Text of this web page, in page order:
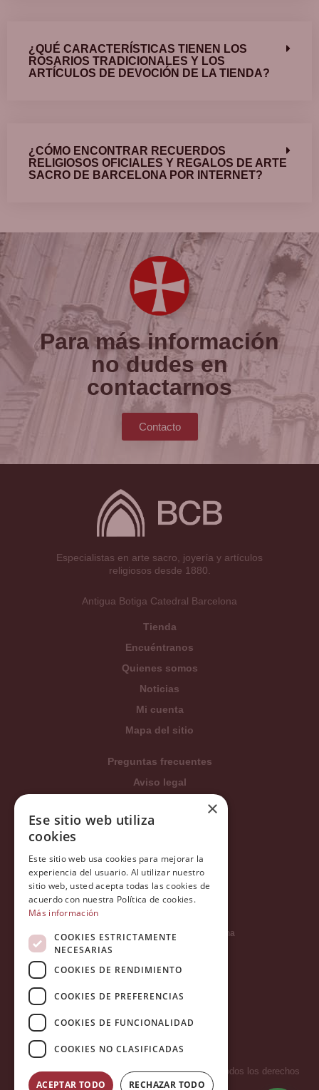
¿QUÉ CARACTERÍSTICAS TIENEN LOS
ROSARIOS TRADICIONALES Y LOS
ARTÍCULOS DE DEVOCIÓN DE LA TIENDA?
¿CÓMO ENCONTRAR RECUERDOS
RELIGIOSOS OFICIALES Y REGALOS DE ARTE
SACRO DE BARCELONA POR INTERNET?
Para más información
no dudes en
contactarnos
Contacto
Especialistas en arte sacro, joyería y artículos
religiosos desde 1880.
Antigua Botiga Catedral Barcelona
Tienda
Encuéntranos
Quienes somos
Noticias
Mi cuenta
Mapa del sitio
Preguntas frecuentes
Aviso legal
Condiciones generales
Política de privacidad
Política Integrada
Tratamiento de datos
Carrer del Duc, 12 - 08002 Barcelona
Copyright 2026 © LA HORMIGA DE ORO S.L. - Todos los derechos
×
Ese sitio web utiliza
cookies
Este sitio web usa cookies para mejorar la
experiencia del usuario. Al utilizar nuestro
sitio web, usted acepta todas las cookies de
acuerdo con nuestra Política de cookies.
Más información
COOKIES ESTRICTAMENTE
NECESARIAS
COOKIES DE RENDIMIENTO
COOKIES DE PREFERENCIAS
COOKIES DE FUNCIONALIDAD
COOKIES NO CLASIFICADAS
ACEPTAR TODO RECHAZAR TODO